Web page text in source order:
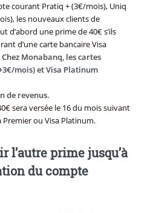
courant Pratiq + (3€/mois), Uniq
les nouveaux clients de
une prime de 40€ s’ils
d’une carte bancaire Visa
Chez Monabanq, les cartes
mois) et Visa Platinum
de revenus.
sera versée le 16 du mois suivant
Premier ou Visa Platinum.
l’autre prime jusqu’à
du compte